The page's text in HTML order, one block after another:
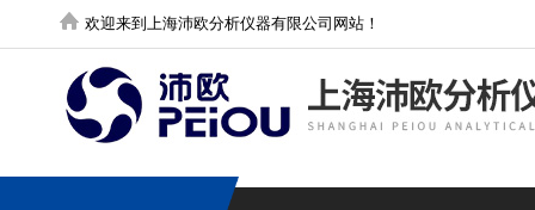
欢迎来到上海沛欧分析仪器有限公司网站！